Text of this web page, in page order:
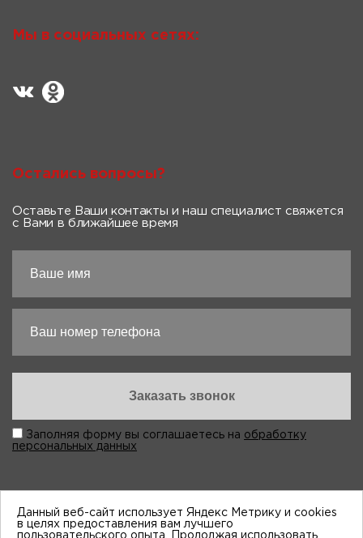
Мы в социальных сетях:
Остались вопросы?
Оставьте Ваши контакты и наш специалист свяжется
с Вами в ближайшее время
Заполняя форму вы соглашаетесь на обработку
персональных данных
Данный веб-сайт использует Яндекс Метрику и cookies
в целях предоставления вам лучшего
пользовательского опыта. Продолжая использовать